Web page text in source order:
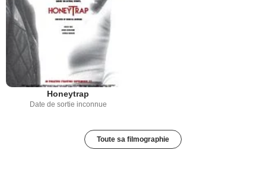
Honeytrap
Date de sortie inconnue
Toute sa filmographie